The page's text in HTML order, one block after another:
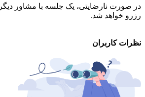
در صورت نارضایتی، یک جلسه با مشاور
رزرو خواهد شد.
نظرات کاربران